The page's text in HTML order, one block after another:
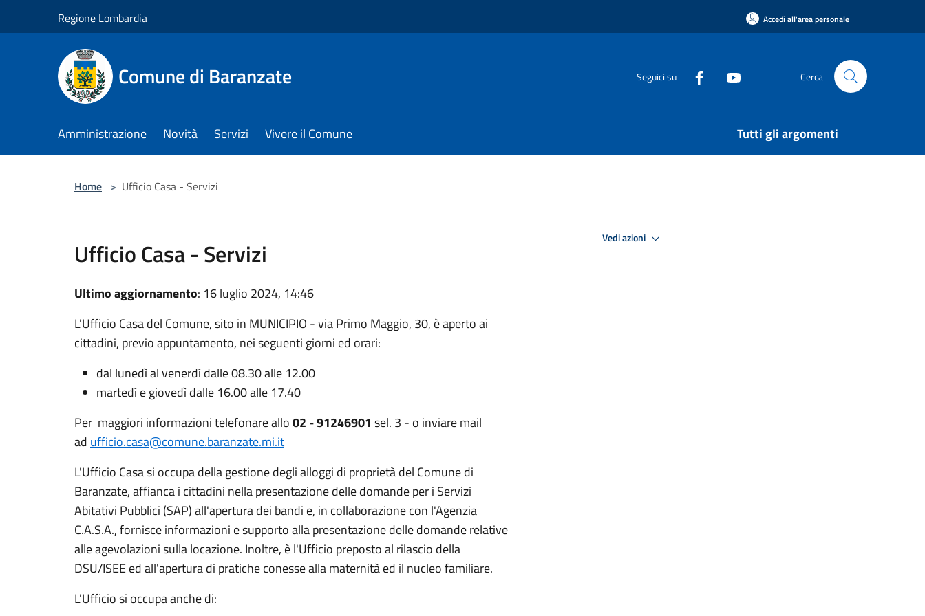
Regione Lombardia Accedi all'area personale
Comune di Baranzate Seguici su Cerca
Amministrazione Novità Servizi Vivere il Comune Tutti gli argomenti
Home > Ufficio Casa - Servizi
Ufficio Casa - Servizi
Ultimo aggiornamento: 16 luglio 2024, 14:46
L'Ufficio Casa del Comune, sito in MUNICIPIO - via Primo Maggio, 30, è aperto ai
cittadini, previo appuntamento, nei seguenti giorni ed orari:
dal lunedì al venerdì dalle 08.30 alle 12.00
martedì e giovedì dalle 16.00 alle 17.40
Per maggiori informazioni telefonare allo02 - 91246901 sel. 3 - o inviare mail
ad ufficio.casa@comune.baranzate.mi.it
L'Ufficio Casa si occupa della gestione degli alloggi di proprietà del Comune di
Baranzate, affianca i cittadini nella presentazione delle domande per i Servizi
Abitativi Pubblici (SAP) all'apertura dei bandi e, in collaborazione con l'Agenzia
C.A.S.A., fornisce informazioni e supporto alla presentazione delle domande relative
alle agevolazioni sulla locazione. Inoltre, è l'Ufficio preposto al rilascio della
DSU/ISEE ed all'apertura di pratiche conesse alla maternità ed il nucleo familiare.
L'Ufficio si occupa anche di:
Vedi azioni